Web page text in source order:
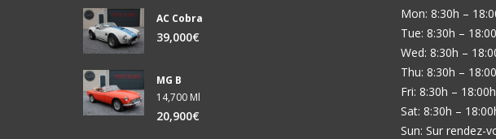
AC Cobra
39,000€
MG B
14,700 Ml
20,900€
Mon: 8:30h –
Tue: 8:30h –
Wed: 8:30h –
Thu: 8:30h –
Fri: 8:30h – 18:00h
Sat: 8:30h –
Sun: Sur rendez-